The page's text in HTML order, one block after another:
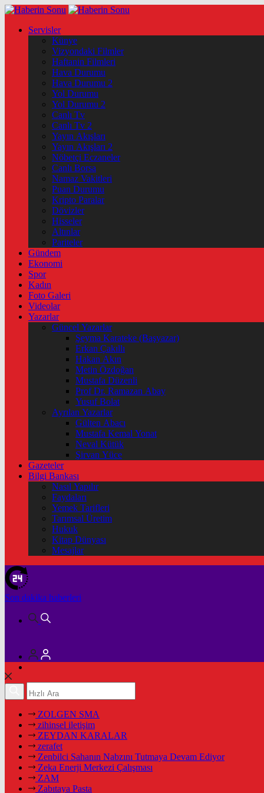
Servisler
Künye
Vizyondaki Filmler
Haftanin Filmleri
Hava Durumu
Hava Durumu 2
Yol Durumu
Yol Durumu 2
Canlı Tv
Canlı Tv 2
Yayın Akışları
Yayın Akışları 2
Nöbetçi Eczaneler
Canlı Borsa
Namaz Vakitleri
Puan Durumu
Kripto Paralar
Dövizler
Hisseler
Altınlar
Pariteler
Gündem
Ekonomi
Spor
Kadın
Foto Galeri
Videolar
Yazarlar
Güncel Yazarlar
Şeyma Karateke (Başyazar)
Erkan Çakıllı
Hakan Akın
Metin Özdoğan
Mustafa Düzenli
Prof Dr. Ramazan Abay
Yusuf Bolat
Ayrılan Yazarlar
Gülten Abacı
Mustafa Kemal Yonat
Neval Kütük
Şirvan Yüce
Gazeteler
Bilgi Bankası
Nasıl Yapılır
Faydaları
Yemek Tarifleri
Tarımsal Üretim
Hukuk
Kitap Dünyası
Mesajlar
Son dakika haberleri
ZOLGEN SMA
zihinsel iletişim
ZEYDAN KARALAR
zerafet
Zenbilci Sahanın Nabzını Tutmaya Devam Ediyor
Zeka Enerji Merkezi Çalışması
ZAM
Zabıtaya Pasta